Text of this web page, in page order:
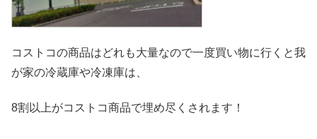
コストコの商品はどれも大量なので一度買い物に行くと我
が家の冷蔵庫や冷凍庫は、
8割以上がコストコ商品で埋め尽くされます！